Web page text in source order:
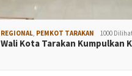
REGIONAL, PEMKOT TARAKAN 1000
Wali Kota Tarakan Kumpulkan